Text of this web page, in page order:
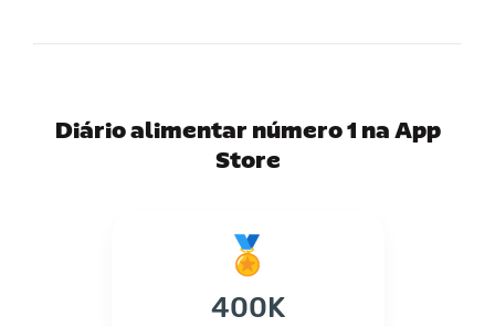
Diário alimentar número 1 na App
Store
400K